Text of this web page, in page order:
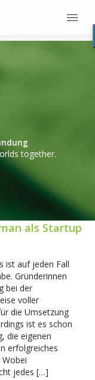
together.
als Startup
ist auf jeden Fall
Gründerinnen
bei der
voller
die Umsetzung
ist es schon
die eigenen
erfolgreiches
jedes […]